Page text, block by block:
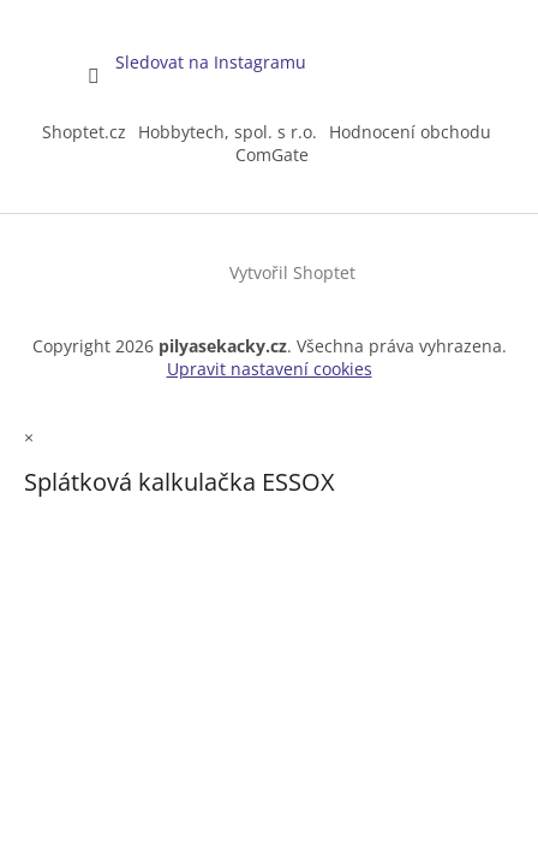
Sledovat na Instagramu
Shoptet.cz Hobbytech, spol. s r.o.
Hodnocení obchodu
ComGate
Vytvořil Shoptet
Copyright 2026 pilyasekacky.cz. Všechna práva vyhrazena.
Upravit nastavení cookies
×
Splátková kalkulačka ESSOX